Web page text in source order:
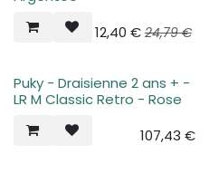
12,40 € 24,79€
Puky - Draisienne 2 ans + -
LR M Classic Retro - Rose
107,43 €